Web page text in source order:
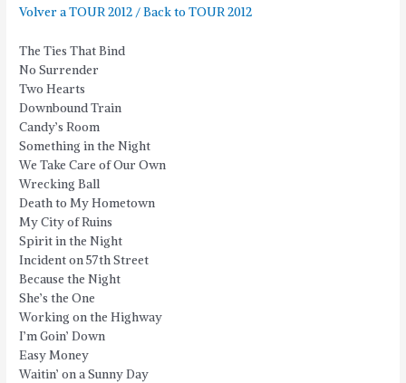
Volver a TOUR 2012 / Back to TOUR 2012
The Ties That Bind
No Surrender
Two Hearts
Downbound Train
Candy’s Room
Something in the Night
We Take Care of Our Own
Wrecking Ball
Death to My Hometown
My City of Ruins
Spirit in the Night
Incident on 57th Street
Because the Night
She’s the One
Working on the Highway
I’m Goin’ Down
Easy Money
Waitin’ on a Sunny Day